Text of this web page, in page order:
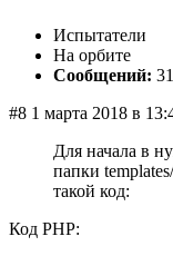
Испытатели
На орбите
Сообщений:
#8 1 марта 2018 в
Для начала в
папки
такой код:
Код PHP: